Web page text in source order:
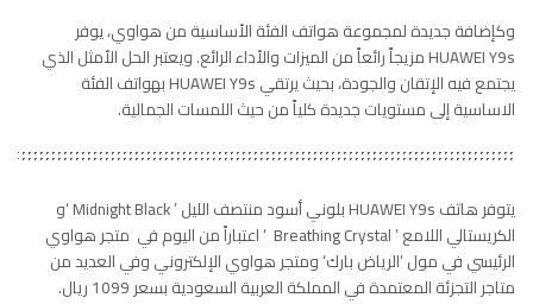
وكإضافة جديدة لمجموعة هواتف الفئة الأساسية من هواوي، يوفر
HUAWEI Y9s مزيجاً رائعاً من الميزات والأداء الرائع. ويعتبر الحل الأمثل الذي
يجتمع فيه الإتقان والجودة، بحيث يرتقي HUAWEI Y9s بهواتف الفئة
الاساسية إلى مستويات جديدة كلياً من حيث اللمسات الجمالية.
يتوفر هاتف HUAWEI Y9s بلوني أسود منتصف الليل ’ Midnight Black ‘و
الكريستالي اللامع ’ Breathing Crystal ‘ اعتباراً من اليوم في متجر هواوي
الرئيسي في مول ’الرياض بارك‘ ومتجر هواوي الإلكتروني وفي العديد من
متاجر التجزئة المعتمدة في المملكة العربية السعودية بسعر 1099 ريال.